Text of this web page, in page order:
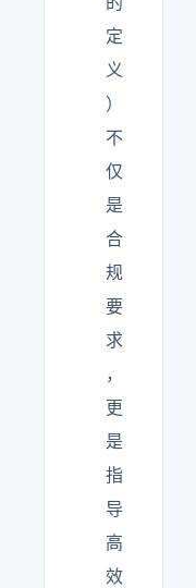
定
义
）
不
仅
是
合
规
要
求
，
更
是
指
导
高
效